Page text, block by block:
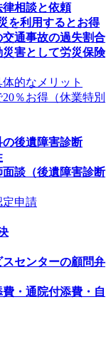
相談と依頼
を利用するとお得
通事故の過失割合
害として労災保険
的なメリット
％お得（休業特別
後遺障害診断
談（後遺障害診断
定申請
センターの顧問弁
・通院付添費・自